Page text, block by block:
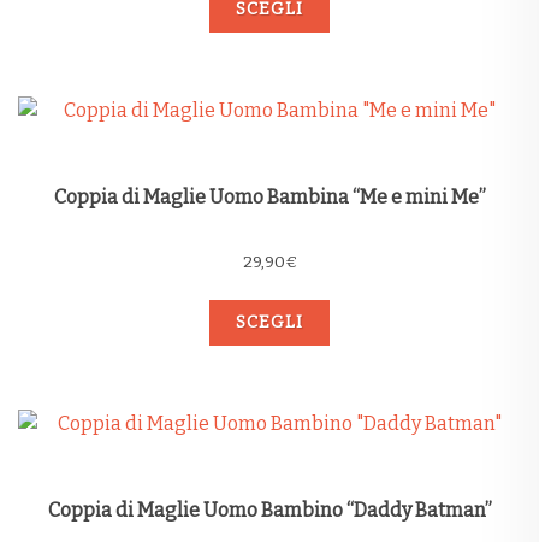
SCEGLI
Coppia di Maglie Uomo Bambina “Me e mini Me”
29,90€
SCEGLI
Coppia di Maglie Uomo Bambino “Daddy Batman”